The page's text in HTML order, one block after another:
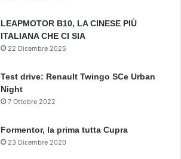
LEAPMOTOR B10, LA CINESE PIÙ
ITALIANA CHE CI SIA
22 Dicembre 2025
Test drive: Renault Twingo SCe Urban
Night
7 Ottobre 2022
Formentor, la prima tutta Cupra
23 Dicembre 2020